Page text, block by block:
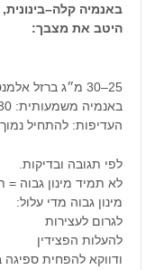
באנמיה
היטב את מצבך:
25–30 מ״ג ברזל אלמנטרי ליום
באנמיה משמעותית: 30–50 מ״ג ליום (בהדרגה)
העדיפות: להתחיל
לפי תגובה ובדיקות.
לא תמיד מינון גבוה =
מינון גבוה מדי עלול:
לגרום לעצירות
להעלות הפצידין
ודווקא להפחית